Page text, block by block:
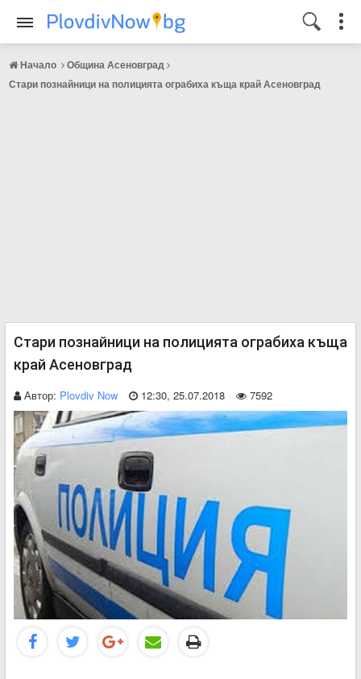
Начало
Община Асеновград
Стари познайници на полицията ограбиха къща край Асеновград
Стари познайници на полицията ограбиха къща
край Асеновград
Автор: Plovdiv Now 12:30, 25.07.2018 7592